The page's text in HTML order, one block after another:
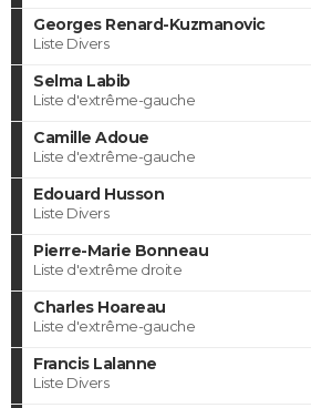
Georges Renard-Kuzmanovic
Liste Divers
Selma Labib
Liste d'extrême-gauche
Camille Adoue
Liste d'extrême-gauche
Edouard Husson
Liste Divers
Pierre-Marie Bonneau
Liste d'extrême droite
Charles Hoareau
Liste d'extrême-gauche
Francis Lalanne
Liste Divers